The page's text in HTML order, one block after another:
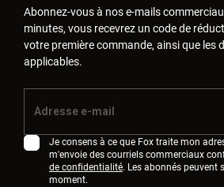
Abonnez-vous à nos e-mails
minutes, vous recevrez un code de
votre première commande, ainsi que les
applicables.
Je consens à ce que Fox traite mon
m'envoie des courriels commerciaux
de confidentialité. Les abonnés peuvent
moment.